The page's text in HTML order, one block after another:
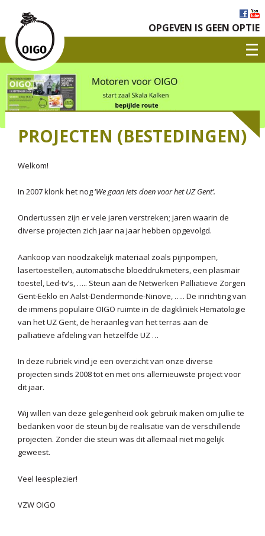
OPGEVEN IS GEEN OPTIE
PROJECTEN (BESTEDINGEN)
Welkom!
In 2007 klonk het nog ‘We gaan iets doen voor het UZ Gent’.
Ondertussen zijn er vele jaren verstreken; jaren waarin de
diverse projecten zich jaar na jaar hebben opgevolgd.
Aankoop van noodzakelijk materiaal zoals pijnpompen,
lasertoestellen, automatische bloeddrukmeters, een plasmair
toestel, Led-tv’s, ….. Steun aan de Netwerken Palliatieve Zorgen
Gent-Eeklo en Aalst-Dendermonde-Ninove, ….. De inrichting van
de immens populaire OIGO ruimte in de dagkliniek Hematologie
van het UZ Gent, de heraanleg van het terras aan de
palliatieve afdeling van hetzelfde UZ …
In deze rubriek vind je een overzicht van onze diverse
projecten sinds 2008 tot en met ons allernieuwste project voor
dit jaar.
Wij willen van deze gelegenheid ook gebruik maken om jullie te
bedanken voor de steun bij de realisatie van de verschillende
projecten. Zonder die steun was dit allemaal niet mogelijk
geweest.
Veel leesplezier!
VZW OIGO